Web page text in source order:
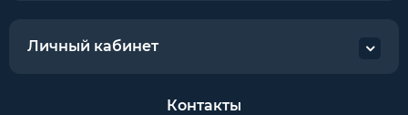
Личный кабинет
Контакты